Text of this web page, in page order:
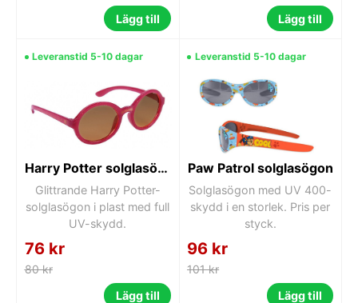
Lägg till
Lägg till
Leveranstid 5-10 dagar
Harry Potter solglasögon
Glittrande Harry Potter-
solglasögon i plast med full
UV-skydd.
76 kr
80 kr
Lägg till
Leveranstid 5-10 dagar
Paw Patrol solglasögon
Solglasögon med UV 400-
skydd i en storlek. Pris per
styck.
96 kr
101 kr
Lägg till